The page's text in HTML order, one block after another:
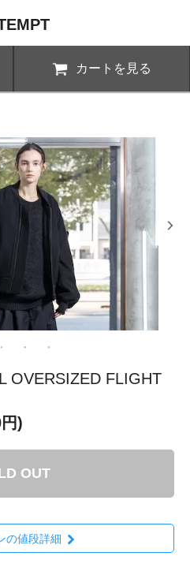
カートを見る
OVERSIZED FLIGHT
)
OUT
の値段詳細